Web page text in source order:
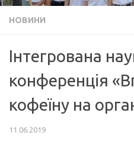
НОВИНИ
Інтегрована
конференція
кофеїну на
11.06.2019